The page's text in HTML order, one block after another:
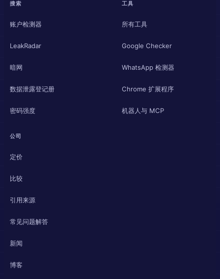
搜索
账户检测器
LeakRadar
暗网
数据泄露登记册
密码强度
工具
所有工具
Google Checker
WhatsApp 检测器
Chrome 扩展程序
机器人与 MCP
公司
定价
比较
引用来源
常见问题解答
新闻
博客